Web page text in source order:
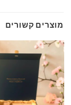
מוצרים קשורים